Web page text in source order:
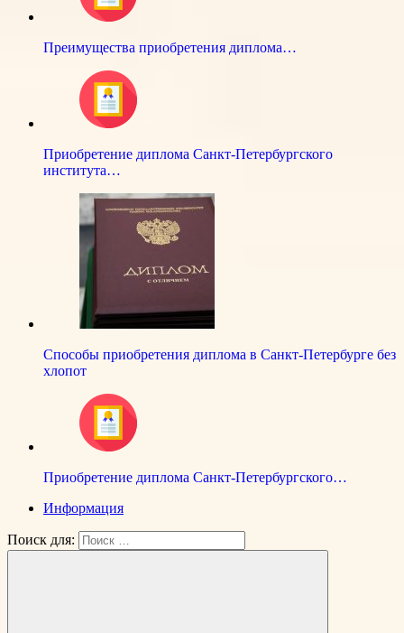
Преимущества приобретения диплома…
Приобретение диплома Санкт-Петербургского
института…
Способы приобретения диплома в Санкт-Петербурге без
хлопот
Приобретение диплома Санкт-Петербургского…
Информация
Поиск для: